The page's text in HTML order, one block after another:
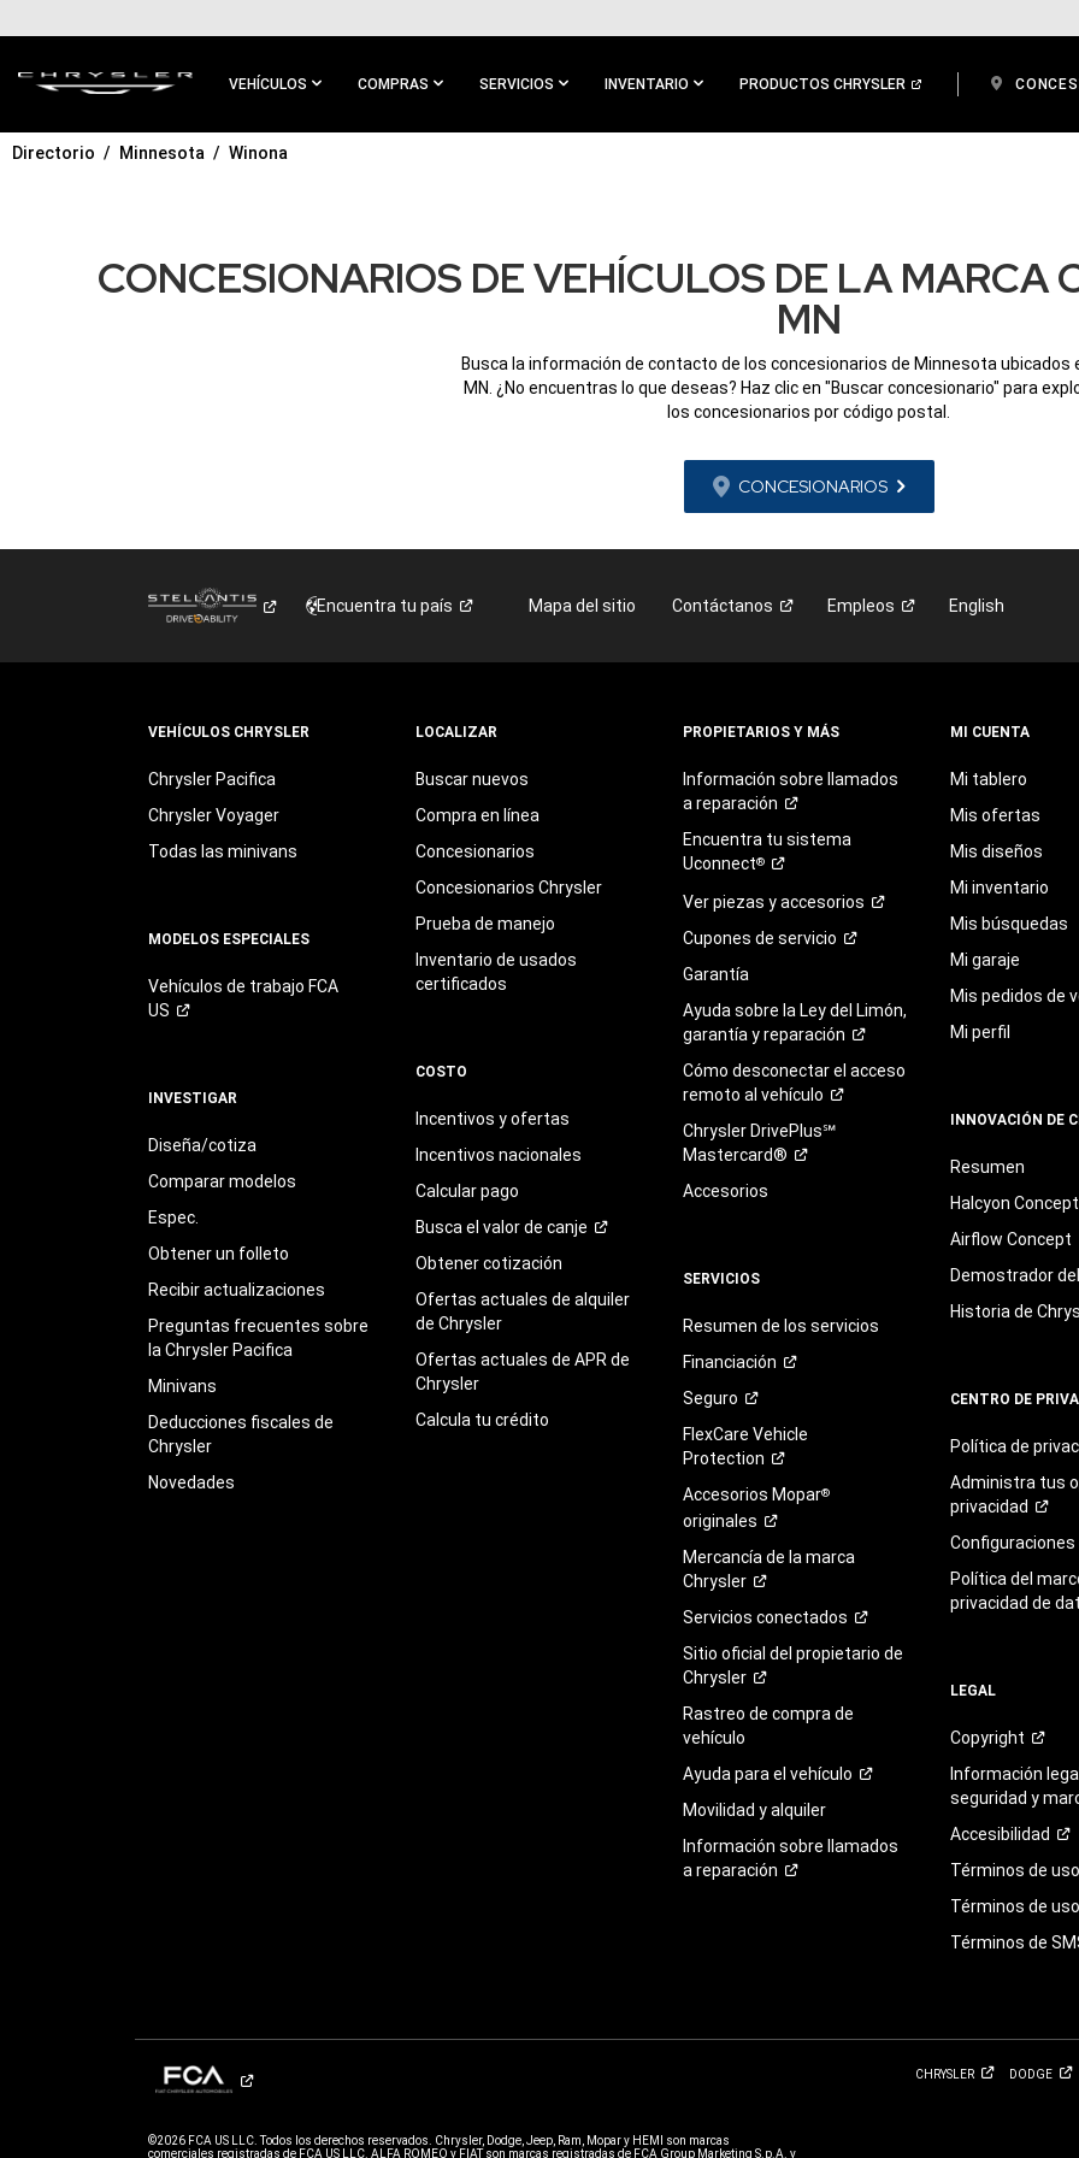
CONTENIDO
VEHÍCULOS COMPRAS SERVICIOS INVENTARIO PRODUCTOS CHRYSLER
IR A
Directorio Minnesota Winona
CONCESIONARIOS DE VEHÍCULOS DE LA MARCA
MN
Busca la información de contacto de los concesionarios de Minnesota ubicados
MN. ¿No encuentras lo que deseas? Haz clic en "Buscar concesionario" para
los concesionarios por código postal.
CONCESIONARIOS
Encuentra tu país Mapa del sitio Contáctanos Empleos English
VEHÍCULOS CHRYSLER
Chrysler Pacifica
Chrysler Voyager
Todas las minivans
MODELOS ESPECIALES
Vehículos de trabajo FCA
US
INVESTIGAR
Diseña/cotiza
Comparar modelos
Espec.
Obtener un folleto
Recibir actualizaciones
Preguntas frecuentes sobre
la Chrysler Pacifica
Minivans
Deducciones fiscales de
Chrysler
Novedades
LOCALIZAR
Buscar nuevos
Compra en línea
Concesionarios
Concesionarios Chrysler
Prueba de manejo
Inventario de usados
certificados
COSTO
Incentivos y ofertas
Incentivos nacionales
Calcular pago
Busca el valor de canje
Obtener cotización
Ofertas actuales de alquiler
de Chrysler
Ofertas actuales de APR de
Chrysler
Calcula tu crédito
PROPIETARIOS Y MÁS
Información sobre llamados
a reparación
Encuentra tu sistema
Uconnect®
Ver piezas yaccesorios
Cupones de servicio
Garantía
Ayuda sobre la Ley del Limón,
garantía yreparación
Cómo desconectar el acceso
remoto al vehículo
Chrysler DrivePlus℠
Mastercard®
Accesorios
SERVICIOS
Resumen de los servicios
Financiación
Seguro
FlexCare Vehicle
Protection
Accesorios Mopar®
originales
Mercancía de la marca
Chrysler
Servicios conectados
Sitio oficial del propietario de
Chrysler
Rastreo de compra de
vehículo
Ayuda para el vehículo
Movilidad y alquiler
Información sobre llamados
a reparación
MI CUENTA
Mi tablero
Mis ofertas
Mis diseños
Mi inventario
Mis búsquedas
Mi garaje
Mis pedidos de
Mi perfil
INNOVACIÓN DE
Resumen
Halcyon Concept
Airflow Concept
Demostrador
Historia de
CENTRO DE
Política de
Administra tus
privacidad
Configuraciones
Política del
privacidad de
LEGAL
Copyright
Información
seguridad y
Accesibilidad
Términos deuso
Términos de
Términos de
CHRYSLER DODGE
©2026 FCA US LLC. Todos los derechos reservados. Chrysler, Dodge, Jeep, Ram, Mopar y HEMI son marcas
comerciales registradas de FCA US LLC. ALFA ROMEO y FIAT son marcas registradas de FCA Group Marketing S.p.A. y